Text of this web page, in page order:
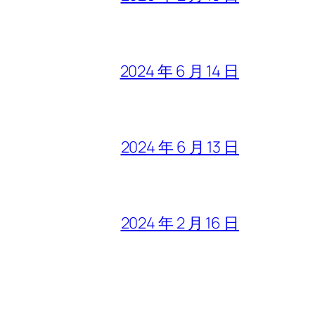
2024 年 6 月 14 日
2024 年 6 月 13 日
2024 年 2 月 16 日